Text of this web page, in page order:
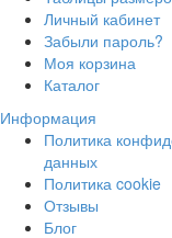
Личный кабинет
Забыли пароль?
Моя корзина
Каталог
Информация
Политика
данных
Политика cookie
Отзывы
Блог